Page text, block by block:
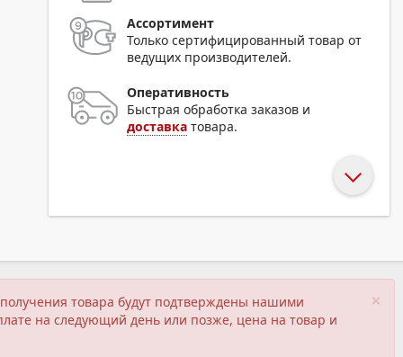
Ассортимент
Только сертифицированный товар от
ведущих производителей.
Оперативность
Быстрая обработка заказов и
доставка товара.
×
товара будут подтверждены нашими
на следующий день или позже, цена на товар и